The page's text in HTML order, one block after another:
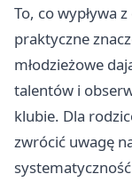
To, co wypływa
praktyczne
młodzieżowe
talentów i
klubie. Dla
zwrócić uwagę